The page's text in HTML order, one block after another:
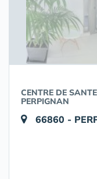
CENTRE DE
PERPIGNAN
66860 -